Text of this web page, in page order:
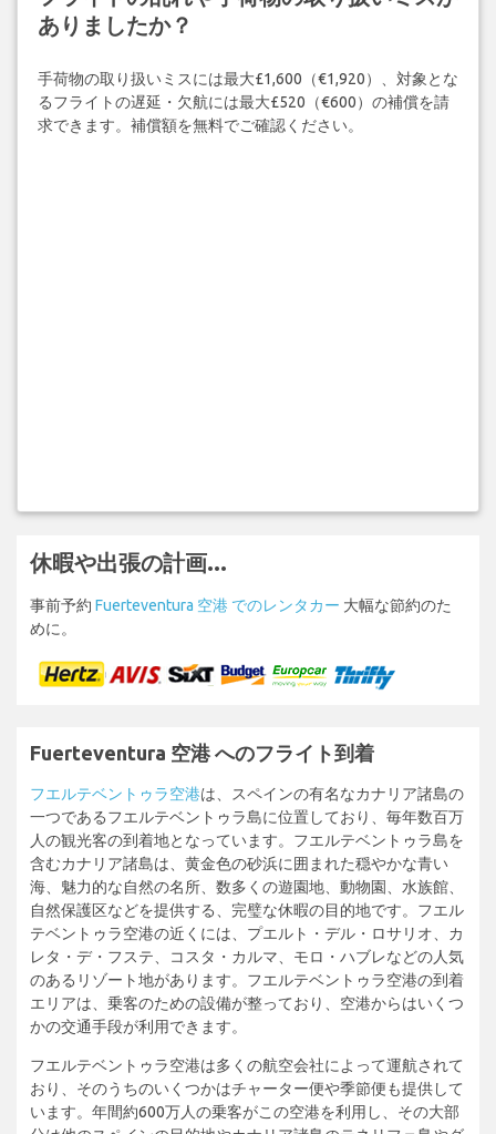
ありましたか？
手荷物の取り扱いミスには最大£1,600（€1,920）、対象とな
るフライトの遅延・欠航には最大£520（€600）の補償を請
求できます。補償額を無料でご確認ください。
休暇や出張の計画...
事前予約 Fuerteventura 空港 でのレンタカー 大幅な節約のた
めに。
Fuerteventura 空港 へのフライト到着
フエルテベントゥラ空港は、スペインの有名なカナリア諸島の
一つであるフエルテベントゥラ島に位置しており、毎年数百万
人の観光客の到着地となっています。フエルテベントゥラ島を
含むカナリア諸島は、黄金色の砂浜に囲まれた穏やかな青い
海、魅力的な自然の名所、数多くの遊園地、動物園、水族館、
自然保護区などを提供する、完璧な休暇の目的地です。フエル
テベントゥラ空港の近くには、プエルト・デル・ロサリオ、カ
レタ・デ・フステ、コスタ・カルマ、モロ・ハブレなどの人気
のあるリゾート地があります。フエルテベントゥラ空港の到着
エリアは、乗客のための設備が整っており、空港からはいくつ
かの交通手段が利用できます。
フエルテベントゥラ空港は多くの航空会社によって運航されて
おり、そのうちのいくつかはチャーター便や季節便も提供して
います。年間約600万人の乗客がこの空港を利用し、その大部